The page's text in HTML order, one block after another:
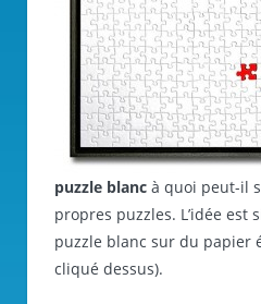
puzzle blanc à quoi peut-il
propres puzzles. L’idée est
puzzle blanc sur du papier
cliqué dessus).